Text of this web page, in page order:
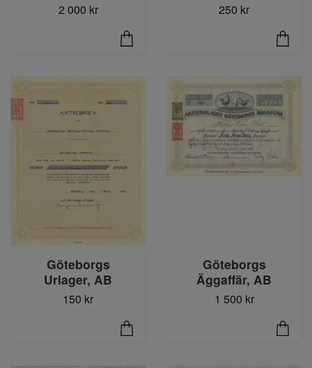
2 000 kr 250 kr
Göteborgs
Urlager, AB
150 kr
Göteborgs
Äggaffär, AB
1 500 kr